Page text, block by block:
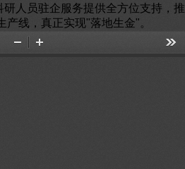
人员驻企服务提供全方位支持，推
线，真正实现"落地生金"。
Zoom